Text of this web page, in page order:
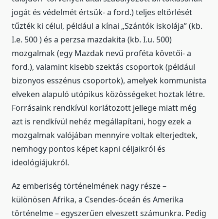
jogát és védelmét értsük- a ford.) teljes eltörlését
tűzték ki célul, például a kínai „Szántók iskolája” (kb.
I.e. 500 ) és a perzsa mazdakita (kb. I.u. 500)
mozgalmak (egy Mazdak nevű proféta követői- a
ford.), valamint kisebb szektás csoportok (például
bizonyos esszénus csoportok), amelyek kommunista
elveken alapuló utópikus közösségeket hoztak létre.
Forrásaink rendkívül korlátozott jellege miatt még
azt is rendkívül nehéz megállapítani, hogy ezek a
mozgalmak valójában mennyire voltak elterjedtek,
nemhogy pontos képet kapni céljaikról és
ideológiájukról.
Az emberiség történelmének nagy része –
különösen Afrika, a Csendes-óceán és Amerika
történelme – egyszerűen elveszett számunkra. Pedig